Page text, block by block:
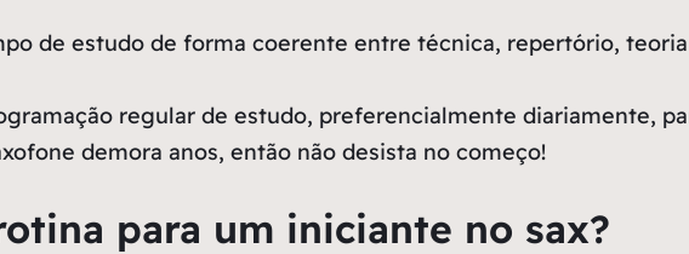
de estudo de forma coerente entre técnica, repertório,
regular de estudo, preferencialmente diariamente,
demora anos, então não desista no começo!
para um iniciante no sax?